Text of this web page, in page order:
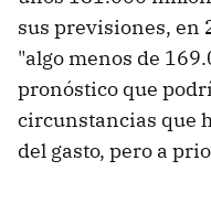
sus previsiones, en
"algo menos de
pronóstico que
circunstancias que
del gasto, pero a